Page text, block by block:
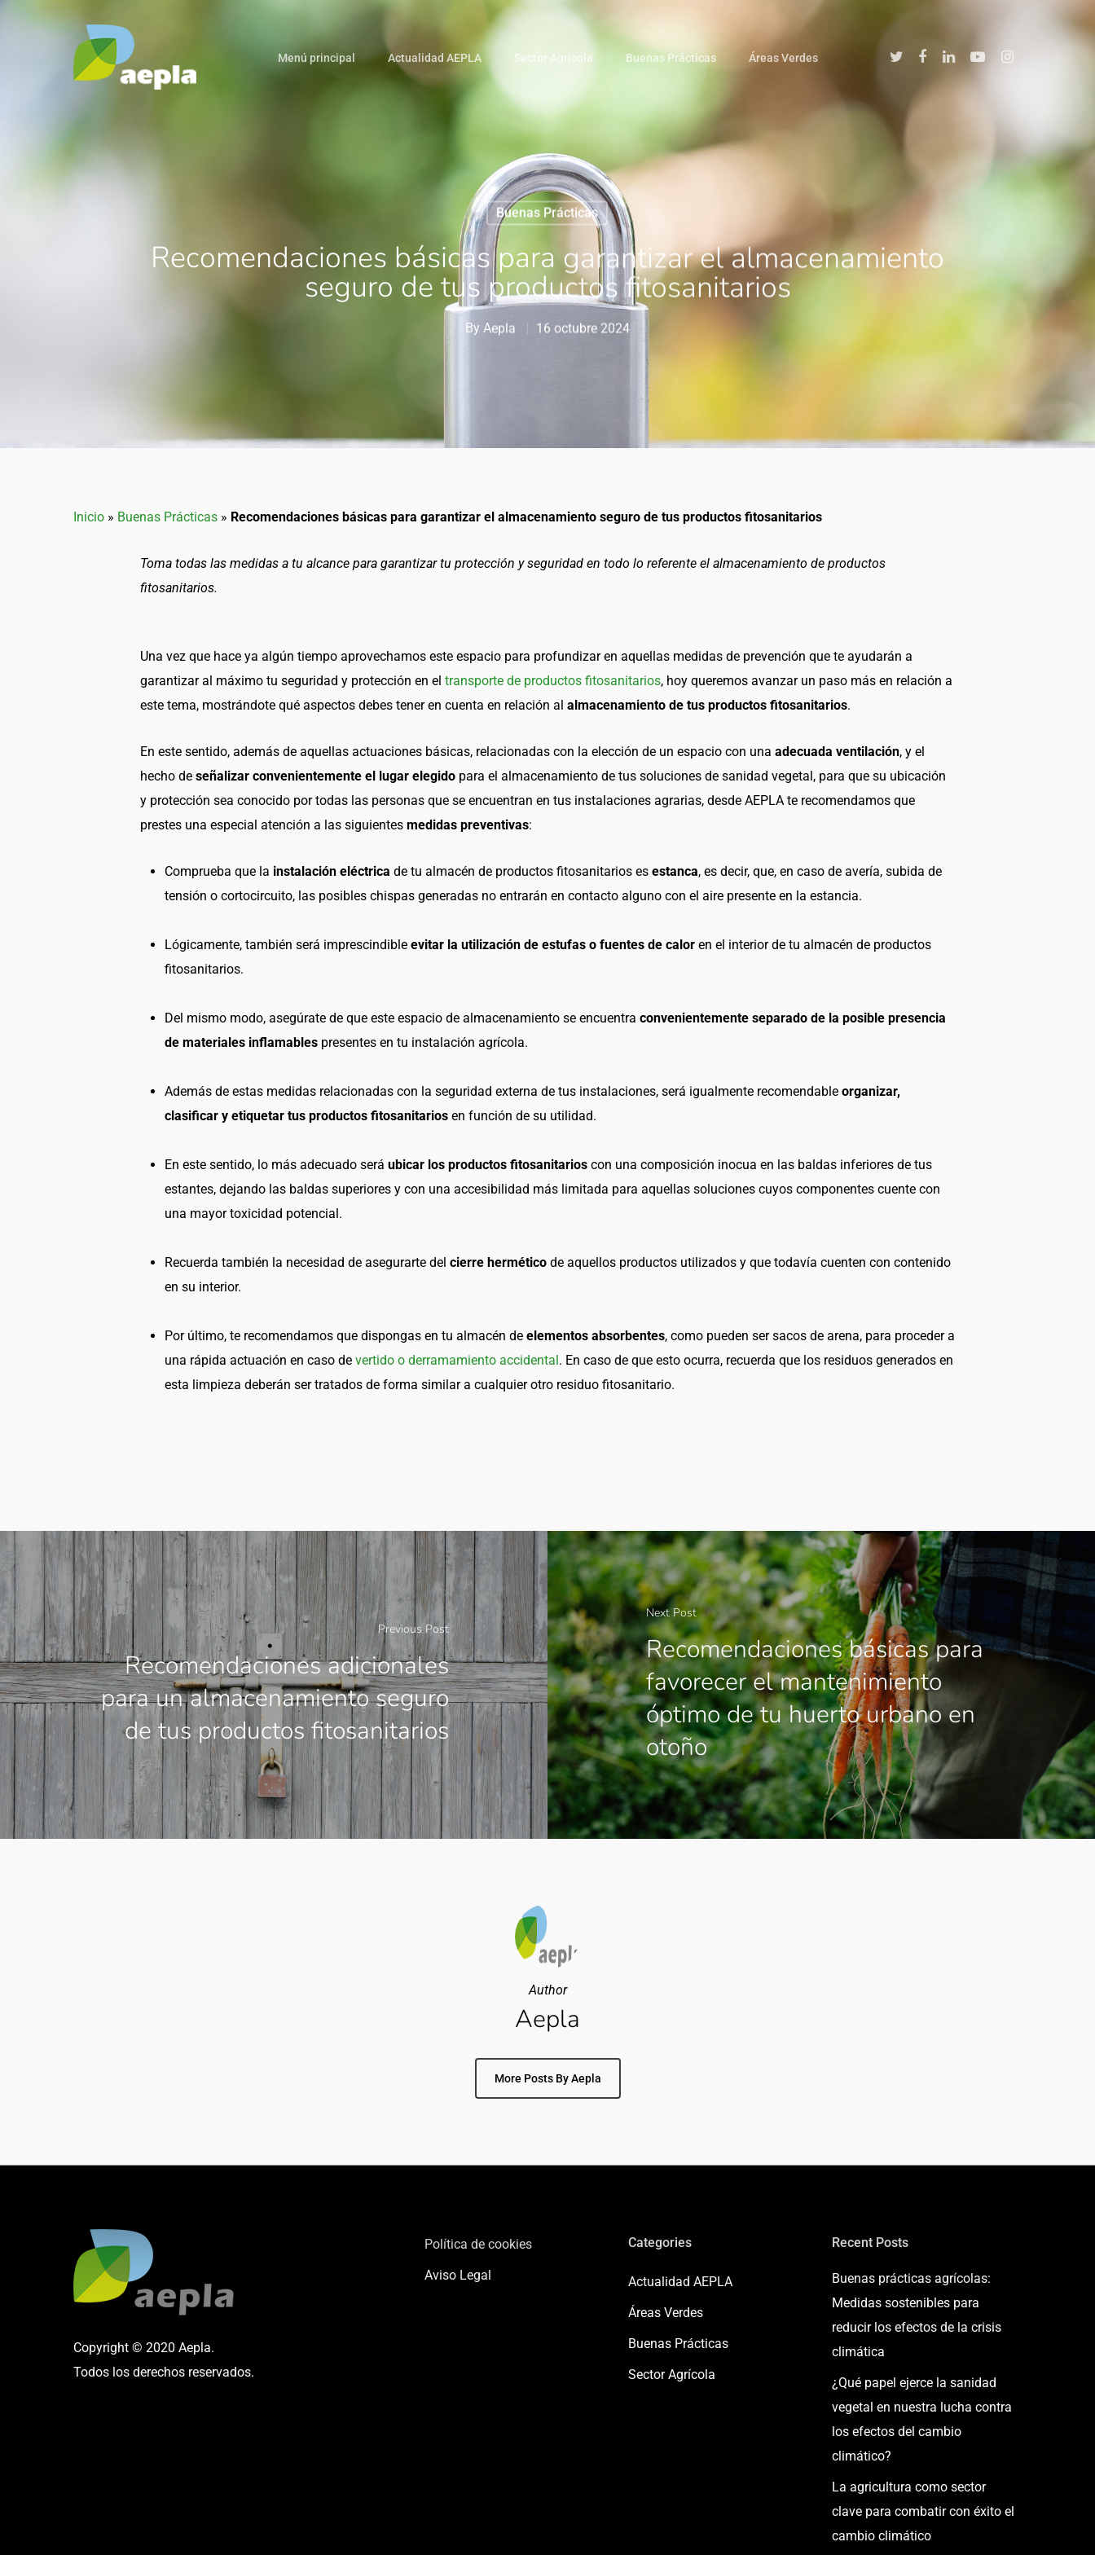
Menú principal Actualidad AEPLA Sector Agrícola Buenas Prácticas Áreas Verdes
Buenas Prácticas
Recomendaciones básicas para garantizar el almacenamiento
seguro de tus productos fitosanitarios
By Aepla 16 octubre 2024
Inicio » Buenas Prácticas » Recomendaciones básicas para garantizar el almacenamiento seguro de tus productos fitosanitarios
Toma todas las medidas a tu alcance para garantizar tu protección y seguridad en todo lo referente el almacenamiento de productos
fitosanitarios.
Una vez que hace ya algún tiempo aprovechamos este espacio para profundizar en aquellas medidas de prevención que te ayudarán a
garantizar al máximo tu seguridad y protección en el transporte de productos fitosanitarios, hoy queremos avanzar un paso más en relación a
este tema, mostrándote qué aspectos debes tener en cuenta en relación al almacenamiento de tus productos fitosanitarios.
En este sentido, además de aquellas actuaciones básicas, relacionadas con la elección de un espacio con una adecuada ventilación, y el
hecho de señalizar convenientemente el lugar elegido para el almacenamiento de tus soluciones de sanidad vegetal, para que su ubicación
y protección sea conocido por todas las personas que se encuentran en tus instalaciones agrarias, desde AEPLA te recomendamos que
prestes una especial atención a las siguientes medidas preventivas:
Comprueba que la instalación eléctrica de tu almacén de productos fitosanitarios es estanca, es decir, que, en caso de avería, subida de
tensión o cortocircuito, las posibles chispas generadas no entrarán en contacto alguno con el aire presente en la estancia.
Lógicamente, también será imprescindible evitar la utilización de estufas o fuentes de calor en el interior de tu almacén de productos
fitosanitarios.
Del mismo modo, asegúrate de que este espacio de almacenamiento se encuentra convenientemente separado de la posible presencia
de materiales inflamables presentes en tu instalación agrícola.
Además de estas medidas relacionadas con la seguridad externa de tus instalaciones, será igualmente recomendable organizar,
clasificar y etiquetar tus productos fitosanitarios en función de su utilidad.
En este sentido, lo más adecuado será ubicar los productos fitosanitarios con una composición inocua en las baldas inferiores de tus
estantes, dejando las baldas superiores y con una accesibilidad más limitada para aquellas soluciones cuyos componentes cuente con
una mayor toxicidad potencial.
Recuerda también la necesidad de asegurarte del cierre hermético de aquellos productos utilizados y que todavía cuenten con contenido
en su interior.
Por último, te recomendamos que dispongas en tu almacén de elementos absorbentes, como pueden ser sacos de arena, para proceder a
una rápida actuación en caso de vertido o derramamiento accidental. En caso de que esto ocurra, recuerda que los residuos generados en
esta limpieza deberán ser tratados de forma similar a cualquier otro residuo fitosanitario.
Previous Post
Recomendaciones adicionales
para un almacenamiento seguro
de tus productos fitosanitarios
Next Post
Recomendaciones básicas para
favorecer el mantenimiento
óptimo de tu huerto urbano en
otoño
Author
Aepla
More Posts By Aepla
Copyright © 2020 Aepla.
Todos los derechos reservados.
Política de cookies
Aviso Legal
Categories
Actualidad AEPLA
Áreas Verdes
Buenas Prácticas
Sector Agrícola
Recent Posts
Buenas prácticas agrícolas:
Medidas sostenibles para
reducir los efectos de la crisis
climática
¿Qué papel ejerce la sanidad
vegetal en nuestra lucha contra
los efectos del cambio
climático?
La agricultura como sector
clave para combatir con éxito el
cambio climático